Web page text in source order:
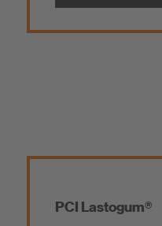
PCI Lastogum®